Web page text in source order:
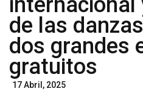
de las
dos grandes
gratuitos
Posted
17 Abril, 2025